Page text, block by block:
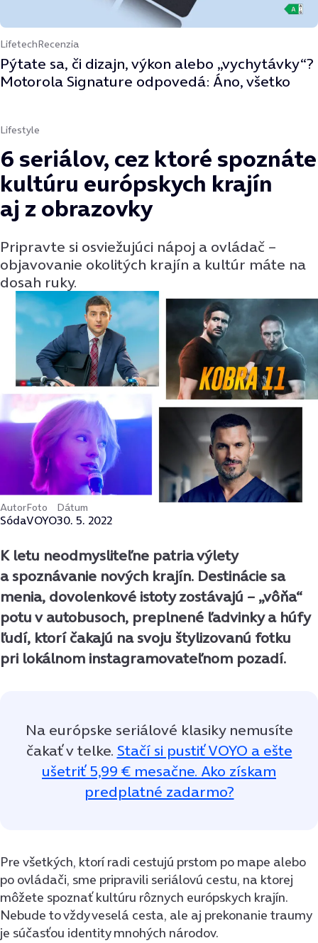
LifetechRecenzia
Pýtate sa, či dizajn, výkon alebo „vychytávky“?
Motorola Signature odpovedá: Áno, všetko
Lifestyle
6 seriálov, cez ktoré spoznáte
kultúru európskych krajín
aj z obrazovky
Pripravte si osviežujúci nápoj a ovládač –
objavovanie okolitých krajín a kultúr máte na
dosah ruky.
Autor
Sóda
Foto
VOYO
Dátum
30. 5. 2022
K letu neodmysliteľne patria výlety
a spoznávanie nových krajín. Destinácie sa
menia, dovolenkové istoty zostávajú – „vôňa“
potu v autobusoch, preplnené ľadvinky a húfy
ľudí, ktorí čakajú na svoju štylizovanú fotku
pri lokálnom instagramovateľnom pozadí.
Na európske seriálové klasiky nemusíte
čakať v telke. Stačí si pustiť VOYO a ešte
ušetriť 5,99 € mesačne. Ako získam
predplatné zadarmo?
Pre všetkých, ktorí radi cestujú prstom po mape alebo
po ovládači, sme pripravili seriálovú cestu, na ktorej
môžete spoznať kultúru rôznych európskych krajín.
Nebude to vždy veselá cesta, ale aj prekonanie traumy
je súčasťou identity mnohých národov.